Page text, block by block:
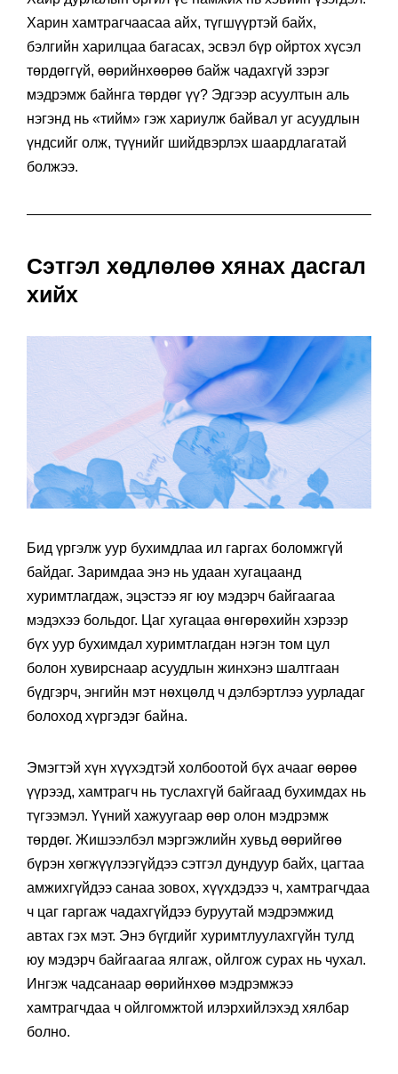
Харин хамтрагчаасаа айх, түгшүүртэй байх,
бэлгийн харилцаа багасах, эсвэл бүр ойртох хүсэл
төрдөггүй, өөрийнхөөрөө байж чадахгүй зэрэг
мэдрэмж байнга төрдөг үү? Эдгээр асуултын аль
нэгэнд нь «тийм» гэж хариулж байвал уг асуудлын
үндсийг олж, түүнийг шийдвэрлэх шаардлагатай
болжээ.
Сэтгэл хөдлөлөө хянах дасгал
хийх
Бид үргэлж уур бухимдлаа ил гаргах боломжгүй
байдаг. Заримдаа энэ нь удаан хугацаанд
хуримтлагдаж, эцэстээ яг юу мэдэрч байгаагаа
мэдэхээ больдог. Цаг хугацаа өнгөрөхийн хэрээр
бүх уур бухимдал хуримтлагдан нэгэн том цул
болон хувирснаар асуудлын жинхэнэ шалтгаан
бүдгэрч, энгийн мэт нөхцөлд ч дэлбэртлээ уурладаг
болоход хүргэдэг байна.
Эмэгтэй хүн хүүхэдтэй холбоотой бүх ачааг өөрөө
үүрээд, хамтрагч нь туслахгүй байгаад бухимдах нь
түгээмэл. Үүний хажуугаар өөр олон мэдрэмж
төрдөг. Жишээлбэл мэргэжлийн хувьд өөрийгөө
бүрэн хөгжүүлээгүйдээ сэтгэл дундуур байх, цагтаа
амжихгүйдээ санаа зовох, хүүхдэдээ ч, хамтрагчдаа
ч цаг гаргаж чадахгүйдээ буруутай мэдрэмжид
автах гэх мэт. Энэ бүгдийг хуримтлуулахгүйн тулд
юу мэдэрч байгаагаа ялгаж, ойлгож сурах нь чухал.
Ингэж чадсанаар өөрийнхөө мэдрэмжээ
хамтрагчдаа ч ойлгомжтой илэрхийлэхэд хялбар
болно.